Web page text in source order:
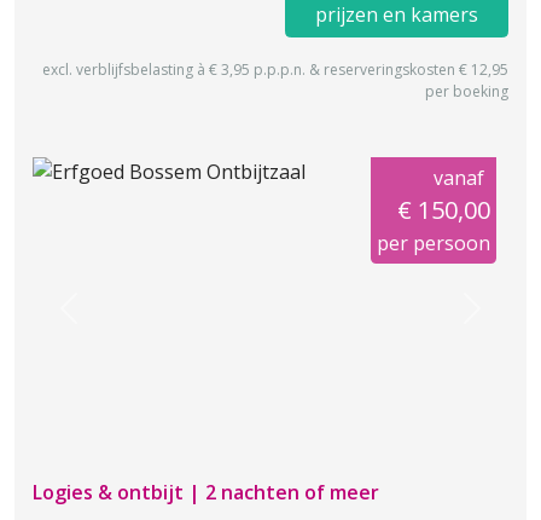
prijzen en kamers
excl. verblijfsbelasting à € 3,95 p.p.p.n. & reserveringskosten € 12,95
per boeking
vanaf
€ 150,00
per persoon
Logies & ontbijt | 2 nachten of meer